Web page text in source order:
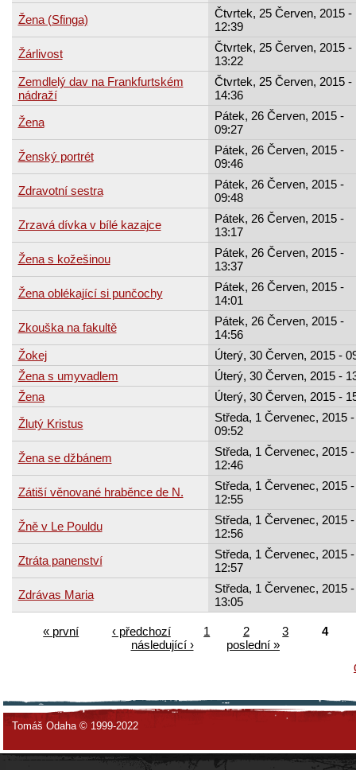
Žena (Sfinga)
Čtvrtek, 25 Červen, 2015 -
12:39
Žárlivost
Čtvrtek, 25 Červen, 2015 -
13:22
Zemdlelý dav na Frankfurtském
nádraží
Čtvrtek, 25 Červen, 2015 -
14:36
Žena
Pátek, 26 Červen, 2015 -
09:27
Ženský portrét
Pátek, 26 Červen, 2015 -
09:46
Zdravotní sestra
Pátek, 26 Červen, 2015 -
09:48
Zrzavá dívka v bílé kazajce
Pátek, 26 Červen, 2015 -
13:17
Žena s kožešinou
Pátek, 26 Červen, 2015 -
13:37
Žena oblékající si punčochy
Pátek, 26 Červen, 2015 -
14:01
Zkouška na fakultě
Pátek, 26 Červen, 2015 -
14:56
Žokej
Úterý, 30 Červen, 2015 -
Žena s umyvadlem
Úterý, 30 Červen, 2015 -
Žena
Úterý, 30 Červen, 2015 -
Žlutý Kristus
Středa, 1 Červenec, 2015 -
09:52
Žena se džbánem
Středa, 1 Červenec, 2015 -
12:46
Zátiší věnované hraběnce de N.
Středa, 1 Červenec, 2015 -
12:55
Žně v Le Pouldu
Středa, 1 Červenec, 2015 -
12:56
Ztráta panenství
Středa, 1 Červenec, 2015 -
12:57
Zdrávas Maria
Středa, 1 Červenec, 2015 -
13:05
« první ‹ předchozí 1 2 3
4
následující ›
poslední »
Tomáš Odaha © 1999-2022